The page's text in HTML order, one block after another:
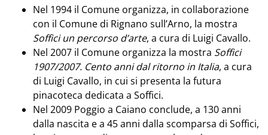
Nel 1994 il Comune organizza, in collaborazione
con il Comune di Rignano sull’Arno, la mostra
Soffici un percorso d’arte, a cura di Luigi Cavallo.
Nel 2007 il Comune organizza la mostra Soffici
1907/2007. Cento anni dal ritorno in Italia, a cura
di Luigi Cavallo, in cui si presenta la futura
pinacoteca dedicata a Soffici.
Nel 2009 Poggio a Caiano conclude, a 130 anni
dalla nascita e a 45 anni dalla scomparsa di Soffici,